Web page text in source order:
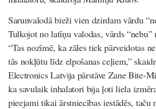
Sarunvalodā bieži vien dzirdam vārdu
Tulkojot no latīņu valodas, vārds “nebu”
“Tas nozīmē, ka zāles tiek pārveidotas
tās nokļūtu līdz elpošanas ceļiem,”
Electronics Latvija pārstāve Zane Bite-
ka savulaik inhalatori bija ļoti liela
pieejami tikai ārstniecības iestādēs, taču